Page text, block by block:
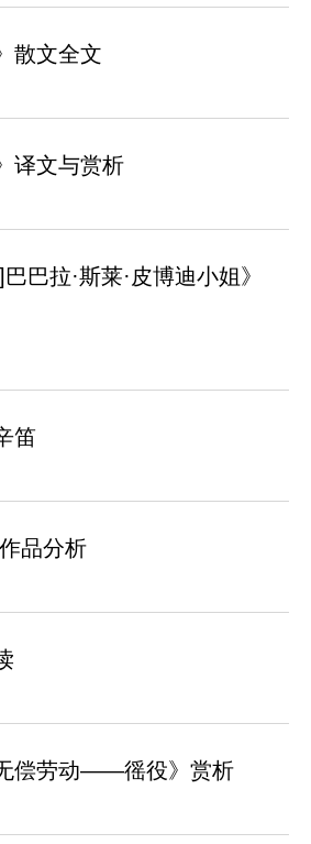
散文全文
译文与赏析
巴拉·斯莱·皮博迪小姐》
笛
品分析
偿劳动——徭役》赏析